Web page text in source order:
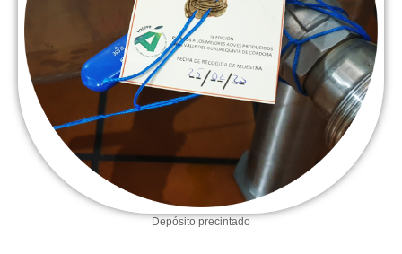
Depósito precintado